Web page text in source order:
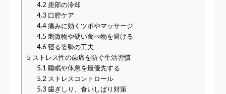
4.2 患部の冷却
4.3 口腔ケア
4.4痛みに効くツボやマッサージ
4.5 刺激物や硬い食べ物を避ける
4.6 寝る姿勢の工夫
5 ストレス性の歯痛を防ぐ生活習慣
5.1 睡眠や休息を最優先する
5.2 ストレスコントロール
5.3 歯ぎしり、食いしばり対策